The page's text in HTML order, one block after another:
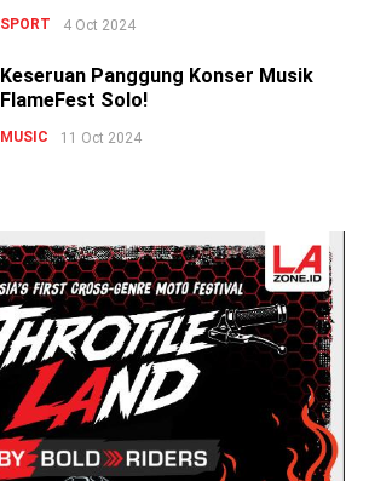
SPORT 4 Oct 2024
Keseruan Panggung Konser Musik
FlameFest Solo!
MUSIC 11 Oct 2024